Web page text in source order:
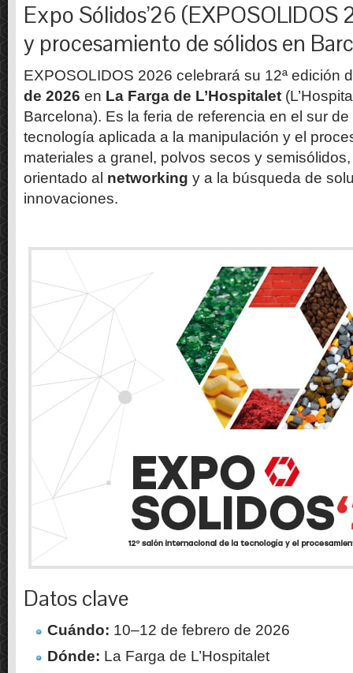
Expo Sólidos’26
y procesamiento de sólidos en
EXPOSOLIDOS 2026 celebrará su 12ª edición
de 2026 en La Farga de L’Hospitalet
Barcelona). Es la feria de referencia en el sur
tecnología aplicada a la manipulación y el
materiales a granel, polvos secos y
orientado al networking y a la búsqueda de
innovaciones.
Datos clave
Cuándo: 10–12 de febrero de 2026
Dónde: La Farga de L’Hospitalet